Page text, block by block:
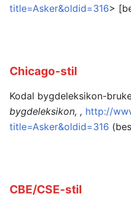
title=Asker&oldid=316>
Chicago-stil
Kodal bygdeleksikon-
bygdeleksikon, , http://
title=Asker&oldid=316
CBE/CSE-stil